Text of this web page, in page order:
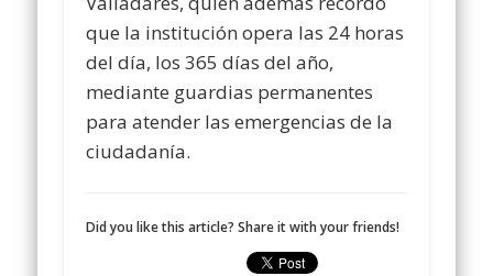
que la institución opera las 24 horas
del día, los 365 días del año,
mediante guardias permanentes
para atender las emergencias de la
ciudadanía.
Did you like this article? Share it with your friends!